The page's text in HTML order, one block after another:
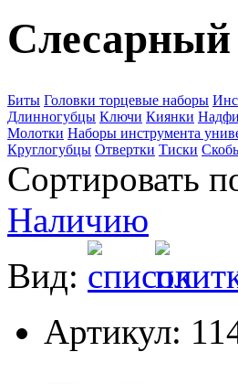
Слесарный
Биты Головки торцевые наборы
Длинногубцы Ключи Киянки
Молотки Наборы инструмента
Круглогубцы Отвертки Тиски
Сортировать
Наличию
Вид:
Артикул: